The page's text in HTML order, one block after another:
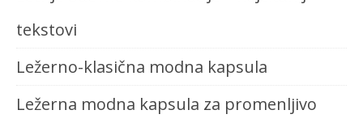
tekstovi
Ležerno-klasična modna kapsula
Ležerna modna kapsula za promenljivo